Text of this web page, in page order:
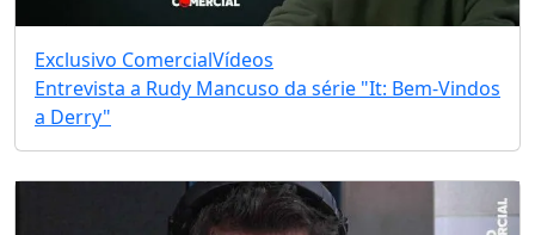
Exclusivo ComercialVídeos
Entrevista a Rudy Mancuso da série "It: Bem-Vindos
a Derry"